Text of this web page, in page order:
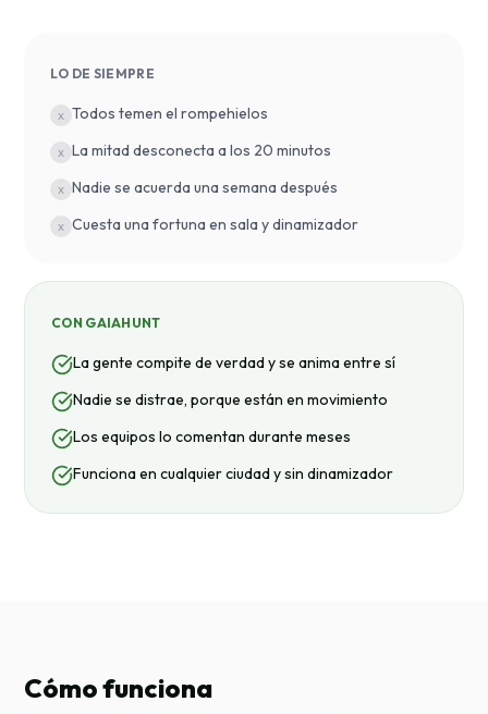
LO DE SIEMPRE
x Todos temen el rompehielos
x La mitad desconecta a los 20 minutos
x Nadie se acuerda una semana después
x Cuesta una fortuna en sala y dinamizador
CON GAIAHUNT
La gente compite de verdad y se anima entre sí
Nadie se distrae, porque están en movimiento
Los equipos lo comentan durante meses
Funciona en cualquier ciudad y sin dinamizador
Cómo funciona